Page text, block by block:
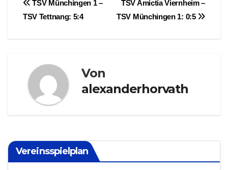
Beitragsnavigation
TSV Amictia Viernheim –
TSV Münchingen 1: 0:5
TSV Münchingen 1 –
TSV Tettnang: 5:4
Von
alexanderhorvath
Vereinsspielplan